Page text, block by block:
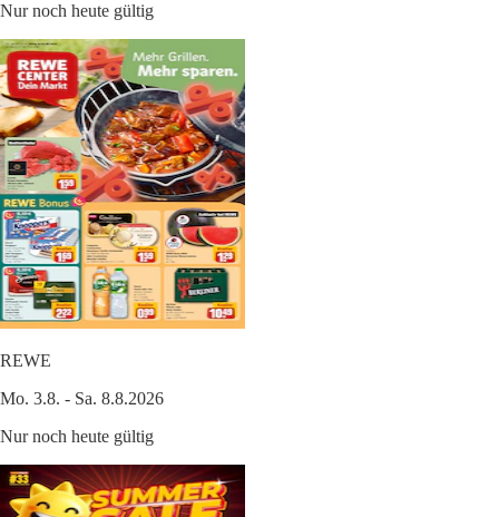
Nur noch heute gültig
REWE
Mo. 3.8. - Sa. 8.8.2026
Nur noch heute gültig